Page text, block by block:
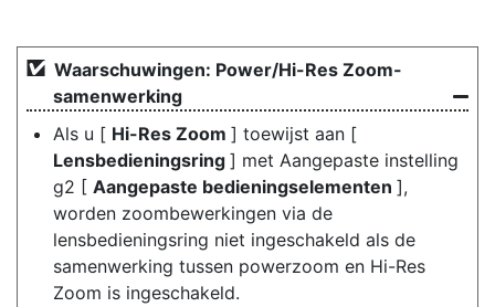
Waarschuwingen: Power/Hi-Res Zoom-
samenwerking
Als u [ Hi-Res Zoom ] toewijst aan [
Lensbedieningsring ] met Aangepaste instelling
g2 [ Aangepaste bedieningselementen ],
worden zoombewerkingen via de
lensbedieningsring niet ingeschakeld als de
samenwerking tussen powerzoom en Hi-Res
Zoom is ingeschakeld.